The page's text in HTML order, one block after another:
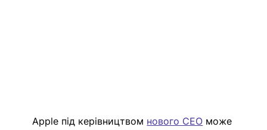
Apple під керівництвом нового СЕО може